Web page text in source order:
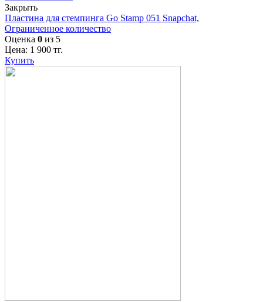
Закрыть
Пластина для стемпинга Go Stamp 051 Snapchat,
Ограниченное количество
Оценка 0 из 5
Цена: 1 900 тг.
Купить